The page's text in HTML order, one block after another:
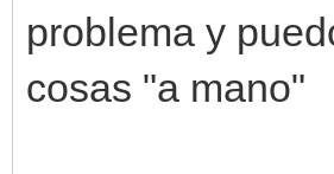
problema y
cosas "a mano"